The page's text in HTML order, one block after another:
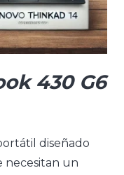
430 G6
diseñado
necesitan un